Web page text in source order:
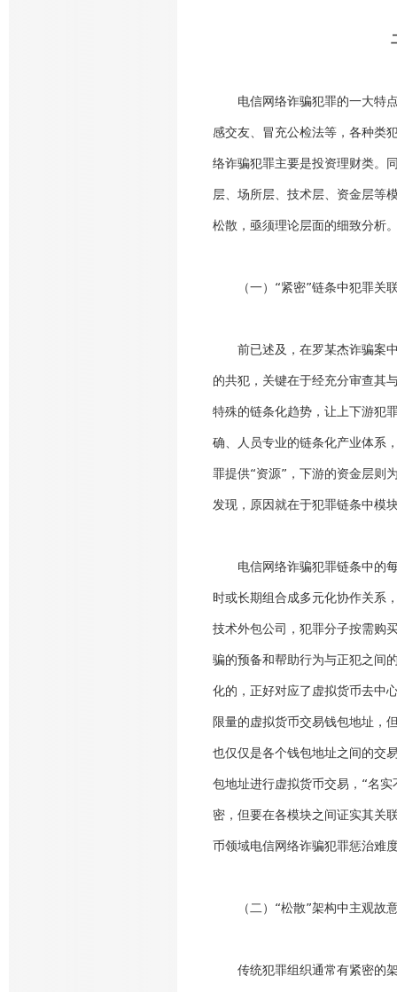
电信网络诈骗犯罪的一大特
感交友、冒充公检法等，各种类
络诈骗犯罪主要是投资理财类。
层、场所层、技术层、资金层等
松散，亟须理论层面的细致分析
（一）“紧密”链条中犯罪关
前已述及，在罗某杰诈骗案
的共犯，关键在于经充分审查其
特殊的链条化趋势，让上下游犯
确、人员专业的链条化产业体系
罪提供“资源”，下游的资金层则
发现，原因就在于犯罪链条中模
电信网络诈骗犯罪链条中的
时或长期组合成多元化协作关系
技术外包公司，犯罪分子按需购
骗的预备和帮助行为与正犯之间
化的，正好对应了虚拟货币去中
限量的虚拟货币交易钱包地址，
也仅仅是各个钱包地址之间的交
包地址进行虚拟货币交易，“名
密，但要在各模块之间证实其关
币领域电信网络诈骗犯罪惩治难
（二）“松散”架构中主观故
传统犯罪组织通常有紧密的